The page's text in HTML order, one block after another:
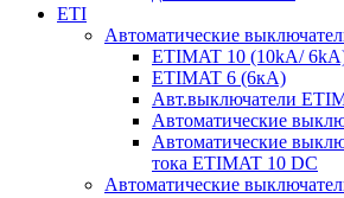
ETI
Автоматические
ETIMAT 10 (10kA/
ETIMAT 6 (6кА)
Авт.выключатели
Автоматические
Автоматические
тока ETIMAT 10 DC
Автоматические